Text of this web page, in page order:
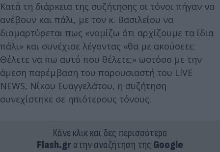
Κατά τη διάρκεια της συζήτησης οι τόνοι πήγαν να
ανέβουν και πάλι, με τον κ. Βασιλείου να
διαμαρτύρεται πως «νομίζω ότι αρχίζουμε τα ίδια
πάλι» και συνέχισε λέγοντας «θα με ακούσετε;
Θέλετε να πω αυτό που θέλετε;» ωστόσο με την
άμεση παρέμβαση του παρουσιαστή του LIVE
NEWS, Νίκου Ευαγγελάτου, η συζήτηση
συνεχίστηκε σε ηπιότερους τόνους.
Κάνε κλικ και δες περισσότερο
Flash.grστην αναζήτηση της Google